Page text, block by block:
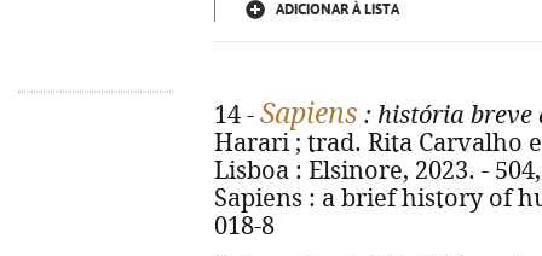
ADICIONAR À LISTA
14 - Sapiens : história breve
Harari ; trad. Rita Carvalho
Lisboa : Elsinore, 2023. -
Sapiens : a brief history of
018-8